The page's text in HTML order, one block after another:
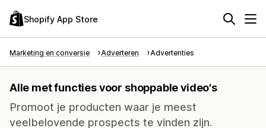
Shopify App Store
Marketing en conversie Adverteren Advertenties
Alle met functies voor shoppable video's
Promoot je producten waar je meest
veelbelovende prospects te vinden zijn.